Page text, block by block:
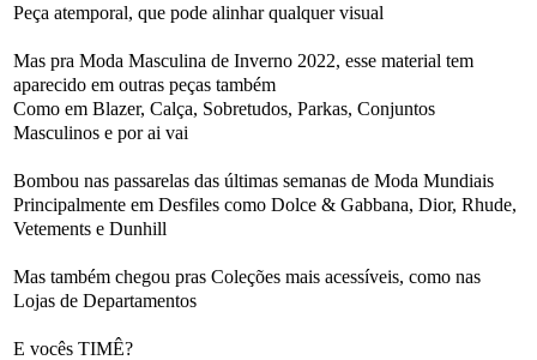
Peça atemporal, que pode alinhar qualquer visual
Mas pra Moda Masculina de Inverno 2022, esse material tem
aparecido em outras peças também
Como em Blazer, Calça, Sobretudos, Parkas, Conjuntos
Masculinos e por ai vai
Bombou nas passarelas das últimas semanas de Moda Mundiais
Principalmente em Desfiles como Dolce & Gabbana, Dior, Rhude,
Vetements e Dunhill
Mas também chegou pras Coleções mais acessíveis, como nas
Lojas de Departamentos
E vocês TIMÊ?